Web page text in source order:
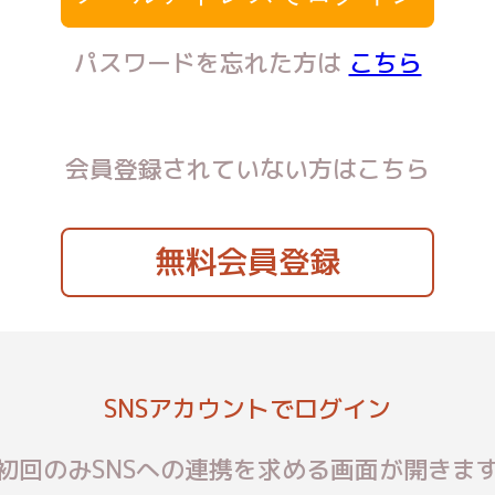
パスワードを忘れた方は こちら
会員登録されていない方はこちら
無料会員登録
SNSアカウントでログイン
回のみSNSへの連携を求める画面が開きま